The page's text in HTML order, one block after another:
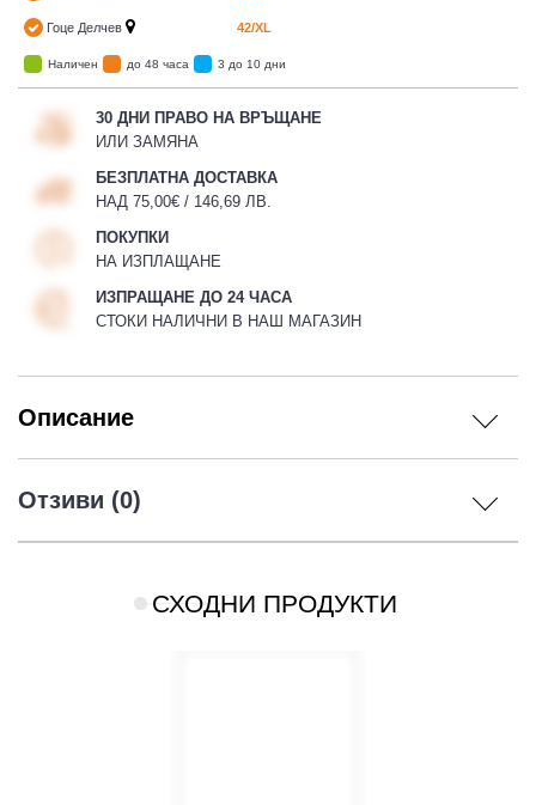
Гоце Делчев 42/XL
Наличен до 48 часа 3 до 10 дни
30 ДНИ ПРАВО НА ВРЪЩАНЕ
ИЛИ ЗАМЯНА
БЕЗПЛАТНА ДОСТАВКА
НАД 75,00€ / 146,69 ЛВ.
ПОКУПКИ
НА ИЗПЛАЩАНЕ
ИЗПРАЩАНЕ ДО 24 ЧАСА
СТОКИ НАЛИЧНИ В НАШ МАГАЗИН
Описание
Отзиви (0)
СХОДНИ ПРОДУКТИ